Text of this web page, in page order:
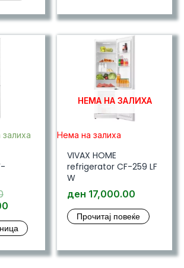
залиха
Original
price
ден 32,120.00.
Current
is:
НЕМА НА ЗАЛИХА
Нема на залиха
VIVAX HOME
refrigerator CF-259 LF
W
ден 17,000.00
Прочитај повеќе